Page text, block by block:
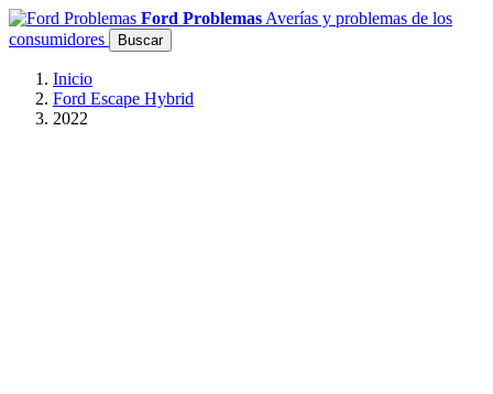
Ford Problemas Averías y problemas de los
consumidores
Buscar
Inicio
Ford Escape Hybrid
2022